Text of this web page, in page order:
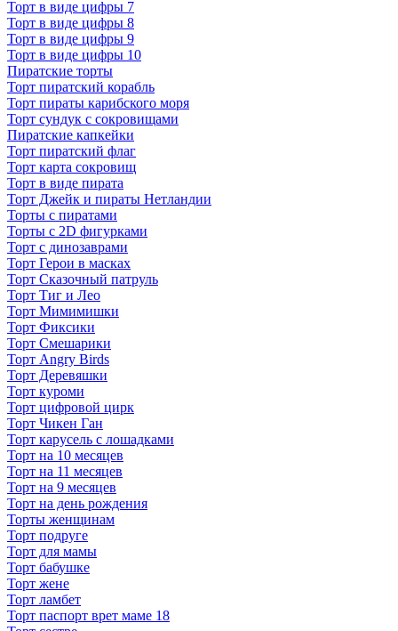
Торт в виде цифры 7
Торт в виде цифры 8
Торт в виде цифры 9
Торт в виде цифры 10
Пиратские торты
Торт пиратский корабль
Торт пираты карибского моря
Торт сундук с сокровищами
Пиратские капкейки
Торт пиратский флаг
Торт карта сокровищ
Торт в виде пирата
Торт Джейк и пираты Нетландии
Торты с пиратами
Торты с 2D фигурками
Торт с динозаврами
Торт Герои в масках
Торт Сказочный патруль
Торт Тиг и Лео
Торт Мимимишки
Торт Фиксики
Торт Смешарики
Торт Angry Birds
Торт Деревяшки
Торт куроми
Торт цифровой цирк
Торт Чикен Ган
Торт карусель с лошадками
Торт на 10 месяцев
Торт на 11 месяцев
Торт на 9 месяцев
Торт на день рождения
Торты женщинам
Торт подруге
Торт для мамы
Торт бабушке
Торт жене
Торт ламбет
Торт паспорт врет маме 18